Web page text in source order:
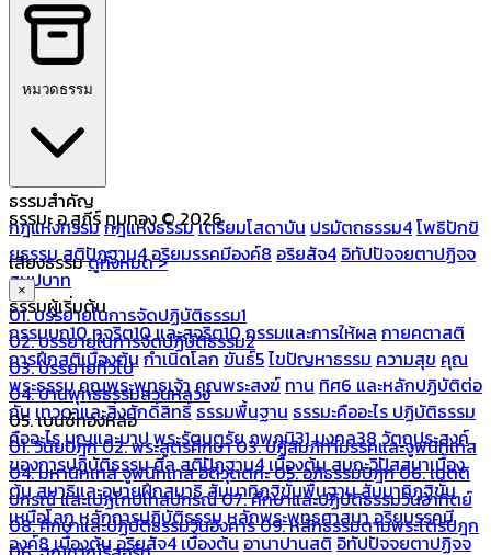
หมวดธรรม
ธรรมสำคัญ
กฎแห่งกรรมกฎแห่งธรรมเตรียมโสดาบัน ปรมัตถธรรม4โพธิปักขิ
ยธรรมสติปัฏฐาน4อริยมรรคมีองค์8 อริยสัจ4 อิทัปปัจจยตาปฏิจจ
สมุปบาท
ธรรมผู้เริ่มต้น
กรรมบถ10 ทุจริต10 และสุจริต10กรรมและการให้ผล กายคตาสติ
การฝึกสติเบื้องต้นกำเนิดโลกขันธ์5ไขปัญหาธรรม ความสุข คุณ
พระธรรมคุณพระพุทธเจ้าคุณพระสงฆ์ ทาน ทิศ6 และหลักปฏิบัติต่อ
กันเทวดาและสิ่งศักดิ์สิทธิ์ธรรมพื้นฐาน ธรรมะคืออะไร ปฏิบัติธรรม
คืออะไรบุญและบาปพระรัตนตรัยภพภูมิ31 มงคล38 วัตถุประสงค์
ของการปฏิบัติธรรมศีลสติปัฏฐาน4 เบื้องต้นสมถะวิปัสสนาเบื้อง
ต้นสมาธิและอุบายฝึกสมาธิสัมมาทิฏฐิขั้นพื้นฐานสัมมาทิฏฐิขั้น
เหนือโลกหลักการปฏิบัติธรรมหลักพระพุทธศาสนาอริยมรรคมี
องค์8 เบื้องต้นอริยสัจ4 เบื้องต้นอานาปานสติอิทัปปัจจยตาปฏิจจ
ธรรมะ อ.สุภีร์ ทุมทอง © 2026
เสียงธรรมดูทั้งหมด >
×
01. บรรยายในการจัดปฏิบัติธรรม1
02. บรรยายในการจัดปฏิบัติธรรม2
03. บรรยายทั่วไป
04. บ้านพุทธธรรมสวนหลวง
05. เบนซ์ทองหล่อ
01. วินัยปิฎก02. พระสูตรศึกษา03. ปฏิสัมภิทามรรคและจูฬนิทเทส
04. มหานิทเทส จูฬนิทเทส อิติวุตตกะ05. อภิธรรมปิฎก06. เนตติ
ปกรณ์ และเปฏโกปเทสปกรณ์07. ศึกษาและปฏิบัติธรรมวันอาทิตย์
08. ศึกษาและปฏิบัติธรรมวันอังคาร09. หลักธรรมตามพระไตรปิฎก